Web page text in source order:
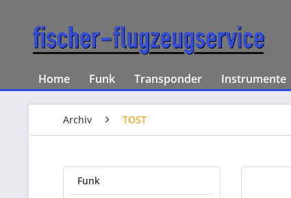
Home Funk Transponder Instrumente
Archiv TOST
Funk